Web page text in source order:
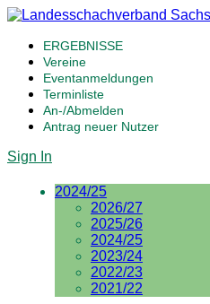
ERGEBNISSE
Vereine
Eventanmeldungen
Terminliste
An-/Abmelden
Antrag neuer Nutzer
Sign In
2024/25
2026/27
2025/26
2024/25
2023/24
2022/23
2021/22